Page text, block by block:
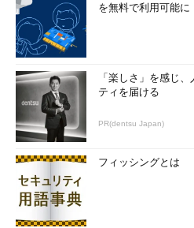
を無料で利用可能に
「楽しさ」を感じ
ティを届ける
PR(dentsu Japan)
フィッシングとは